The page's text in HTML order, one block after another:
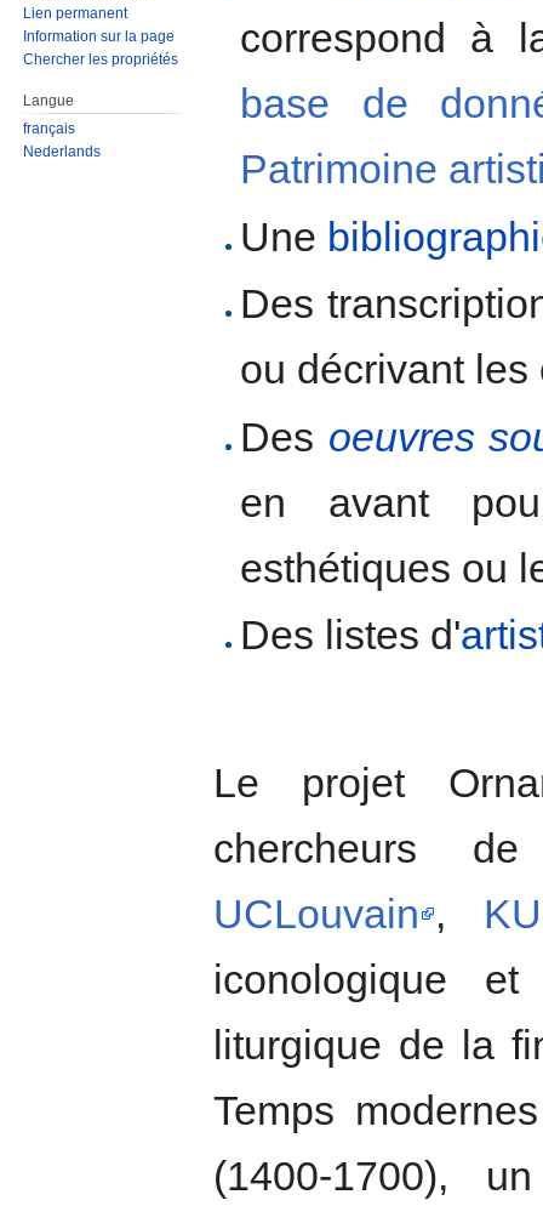
correspond à
base de
Patrimoine
Une
Des
ou décrivant
Des oeuvres
en avant
esthétiques ou
Des listes d'
Le projet
chercheurs
UCLouvain ,
iconologique
liturgique de la
Temps
(1400-1700),
Lien permanent
Information sur la page
Chercher les propriétés
Langue
français
Nederlands